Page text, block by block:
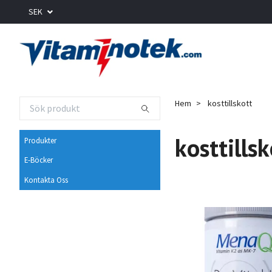
SEK
Produkter
E-Böcker
Kontakta Oss
Hem kosttillskott